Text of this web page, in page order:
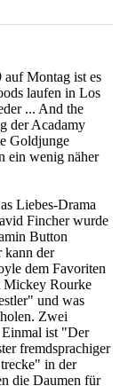
auf Montag ist es
laufen in Los
... And the
der Acadamy
Goldjunge
ein wenig näher
Liebes-Drama
Fincher wurde
Button
kann der
dem Favoriten
Mickey Rourke
und was
Zwei
Einmal ist "Der
fremdsprachiger
in der
die Daumen für